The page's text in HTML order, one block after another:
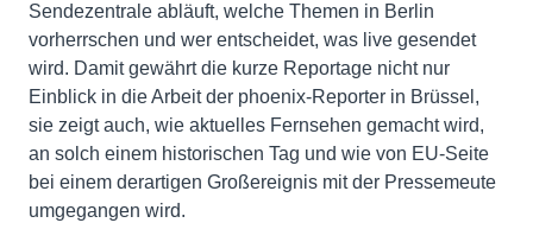
Sendezentrale abläuft, welche Themen in Berlin
vorherrschen und wer entscheidet, was live gesendet
wird. Damit gewährt die kurze Reportage nicht nur
Einblick in die Arbeit der phoenix-Reporter in Brüssel,
sie zeigt auch, wie aktuelles Fernsehen gemacht wird,
an solch einem historischen Tag und wie von EU-Seite
bei einem derartigen Großereignis mit der Pressemeute
umgegangen wird.